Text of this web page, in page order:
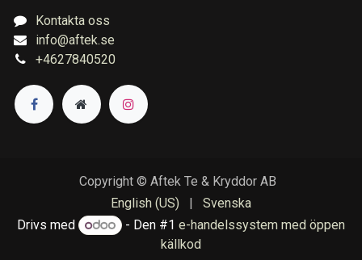
Kontakta oss
info@aftek.se
+4627840520
Copyright © Aftek Te & Kryddor AB
English (US)
|
Svenska
Drivs med
- Den #1e-handelssystem med öppen
källkod